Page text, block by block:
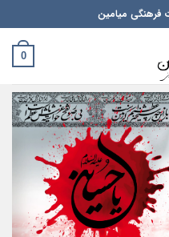
فرهنگی میامین
0